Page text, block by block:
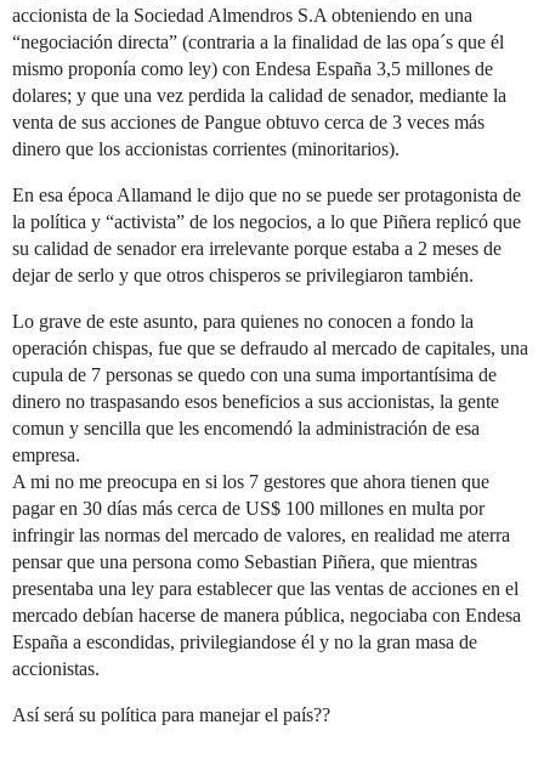
accionista de la Sociedad Almendros S.A obteniendo en una
“negociación directa” (contraria a la finalidad de las opa´s que él
mismo proponía como ley) con Endesa España 3,5 millones de
dolares; y que una vez perdida la calidad de senador, mediante la
venta de sus acciones de Pangue obtuvo cerca de 3 veces más
dinero que los accionistas corrientes (minoritarios).
En esa época Allamand le dijo que no se puede ser protagonista de
la política y “activista” de los negocios, a lo que Piñera replicó que
su calidad de senador era irrelevante porque estaba a 2 meses de
dejar de serlo y que otros chisperos se privilegiaron también.
Lo grave de este asunto, para quienes no conocen a fondo la
operación chispas, fue que se defraudo al mercado de capitales, una
cupula de 7 personas se quedo con una suma importantísima de
dinero no traspasando esos beneficios a sus accionistas, la gente
comun y sencilla que les encomendó la administración de esa
empresa.
A mi no me preocupa en si los 7 gestores que ahora tienen que
pagar en 30 días más cerca de US$ 100 millones en multa por
infringir las normas del mercado de valores, en realidad me aterra
pensar que una persona como Sebastian Piñera, que mientras
presentaba una ley para establecer que las ventas de acciones en el
mercado debían hacerse de manera pública, negociaba con Endesa
España a escondidas, privilegiandose él y no la gran masa de
accionistas.
Así será su política para manejar el país??